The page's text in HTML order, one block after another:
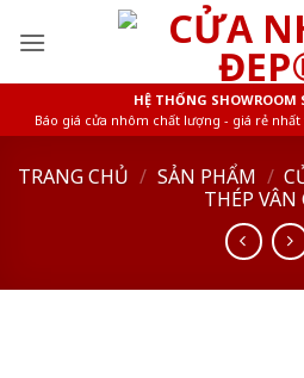
HỆ THỐNG SHOWROOM
Báo giá cửa nhôm chất lượng - giá rẻ nhất
TRANG CHỦ / SẢN PHẨM /
THÉP VÂN